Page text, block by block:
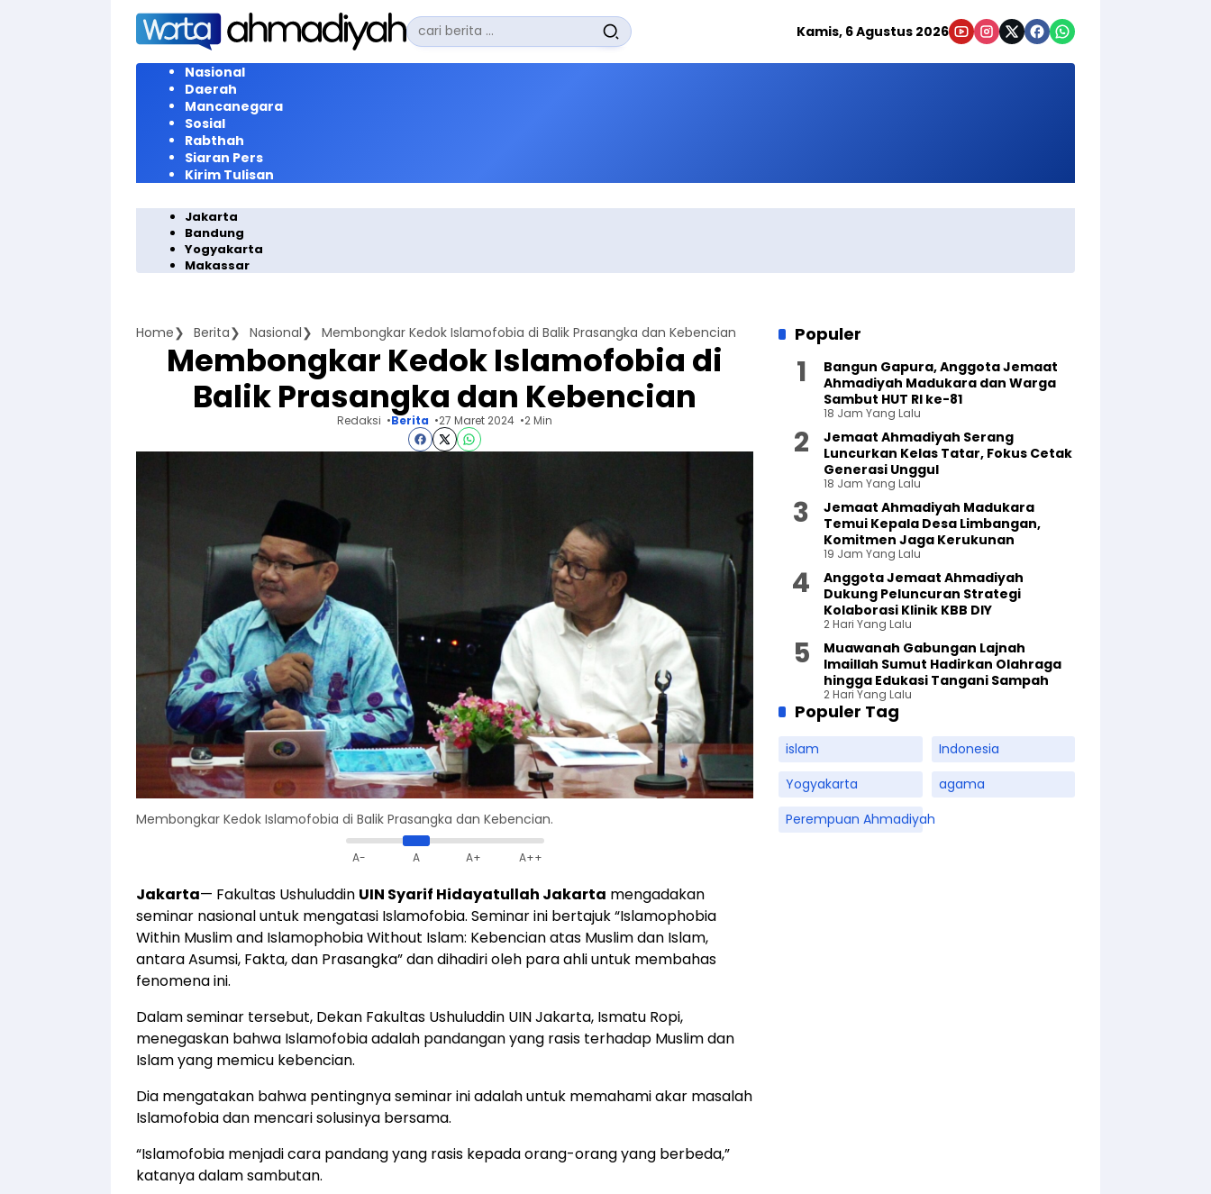
Langsung
konten
Pencarian
untuk:
Kamis, 6 Agustus 2026
Nasional
Daerah
Mancanegara
Sosial
Rabthah
Siaran Pers
Kirim Tulisan
Jakarta
Bandung
Yogyakarta
Makassar
Home Berita Nasional Membongkar Kedok Islamofobia di Balik Prasangka dan Kebencian
Membongkar Kedok Islamofobia di
Balik Prasangka dan Kebencian
Redaksi Berita 27 Maret 2024 2 Min
Membongkar Kedok Islamofobia di Balik Prasangka dan Kebencian.
A- A A+ A++
Jakarta— Fakultas Ushuluddin UIN Syarif Hidayatullah Jakarta mengadakan
seminar nasional untuk mengatasi Islamofobia. Seminar ini bertajuk “Islamophobia
Within Muslim and Islamophobia Without Islam: Kebencian atas Muslim dan Islam,
antara Asumsi, Fakta, dan Prasangka” dan dihadiri oleh para ahli untuk membahas
fenomena ini.
Dalam seminar tersebut, Dekan Fakultas Ushuluddin UIN Jakarta, Ismatu Ropi,
menegaskan bahwa Islamofobia adalah pandangan yang rasis terhadap Muslim dan
Islam yang memicu kebencian.
Dia mengatakan bahwa pentingnya seminar ini adalah untuk memahami akar masalah
Islamofobia dan mencari solusinya bersama.
“Islamofobia menjadi cara pandang yang rasis kepada orang-orang yang berbeda,”
katanya dalam sambutan.
Populer
Bangun Gapura, Anggota Jemaat
Ahmadiyah Madukara dan Warga
Sambut HUT RI ke-81
18 Jam Yang Lalu
Jemaat Ahmadiyah Serang
Luncurkan Kelas Tatar, Fokus Cetak
Generasi Unggul
18 Jam Yang Lalu
Jemaat Ahmadiyah Madukara
Temui Kepala Desa Limbangan,
Komitmen Jaga Kerukunan
19 Jam Yang Lalu
Anggota Jemaat Ahmadiyah
Dukung Peluncuran Strategi
Kolaborasi Klinik KBB DIY
2 Hari Yang Lalu
Muawanah Gabungan Lajnah
Imaillah Sumut Hadirkan Olahraga
hingga Edukasi Tangani Sampah
2 Hari Yang Lalu
Populer Tag
islam
Indonesia
Yogyakarta
agama
Perempuan Ahmadiyah